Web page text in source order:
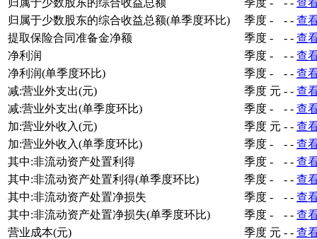
归属于少数股东的综合收益总额 季度 - - - 查
归属于少数股东的综合收益总额(单季度环比)
季度 - - - 查
提取保险合同准备金净额
季度 - - - 查
净利润
季度 - - - 查
净利润(单季度环比)
季度 - - - 查
减:营业外支出(元)
季度 元 - - 查
减:营业外支出(单季度环比)
季度 - - - 查
加:营业外收入(元)
季度 元 - - 查
加:营业外收入(单季度环比)
季度 - - - 查
其中:非流动资产处置利得
季度 - - - 查
其中:非流动资产处置利得(单季度环比)
季度 - - - 查
其中:非流动资产处置净损失
季度 - - - 查
其中:非流动资产处置净损失(单季度环比)
季度 - - - 查
营业成本(元)
季度 元 - - 查